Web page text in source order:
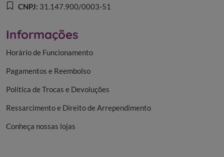
CNPJ: 31.147.900/0003-51
Informações
Horário de Funcionamento
Pagamentos e Reembolso
Política de Trocas e Devoluções
Ressarcimento e Direito de Arrependimento
Conheça nossas lojas